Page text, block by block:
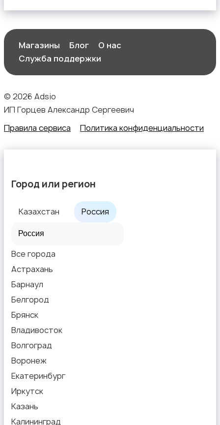
Магазины Блог
О нас
Служба поддержки
© 2026 Adsio
ИП Горцев Александр Сергеевич
Правила сервиса
Политика конфиденциальности
Город или регион
Казахстан Россия
Все города
Астрахань
Барнаул
Белгород
Брянск
Владивосток
Волгоград
Воронеж
Екатеринбург
Иркутск
Казань
Калининград